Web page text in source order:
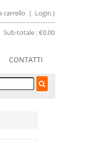
carrello | Login )
totale : €0.00
CONTATTI